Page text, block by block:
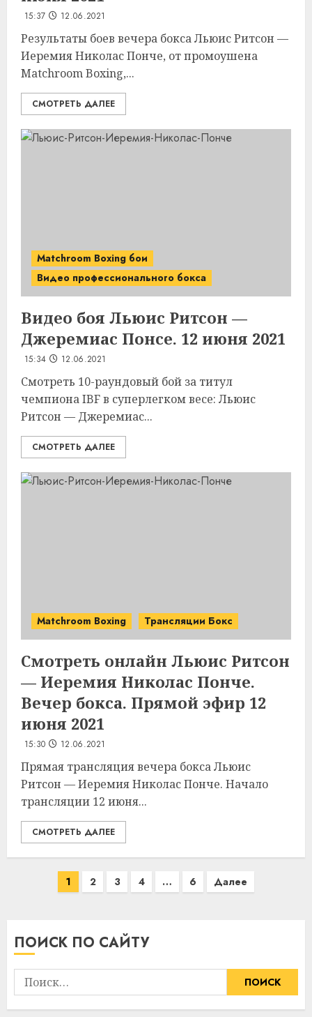
15:37 12.06.2021
Результаты боев вечера бокса Льюис Ритсон —
Иеремия Николас Понче, от промоушена
Matchroom Boxing,...
СМОТРЕТЬ ДАЛЕЕ
Matchroom Boxing бои
Видео профессионального бокса
Видео боя Льюис Ритсон —
Джеремиас Понсе. 12 июня 2021
15:34 12.06.2021
Смотреть 10-раундовый бой за титул
чемпиона IBF в суперлегком весе: Льюис
Ритсон — Джеремиас...
СМОТРЕТЬ ДАЛЕЕ
Matchroom Boxing Трансляции Бокс
Смотреть онлайн Льюис Ритсон
— Иеремия Николас Понче.
Вечер бокса. Прямой эфир 12
июня 2021
15:30 12.06.2021
Прямая трансляция вечера бокса Льюис
Ритсон — Иеремия Николас Понче. Начало
трансляции 12 июня...
СМОТРЕТЬ ДАЛЕЕ
Пагинация
1 2 3 4 … 6 Далее
ПОИСК ПО САЙТУ
Найти: